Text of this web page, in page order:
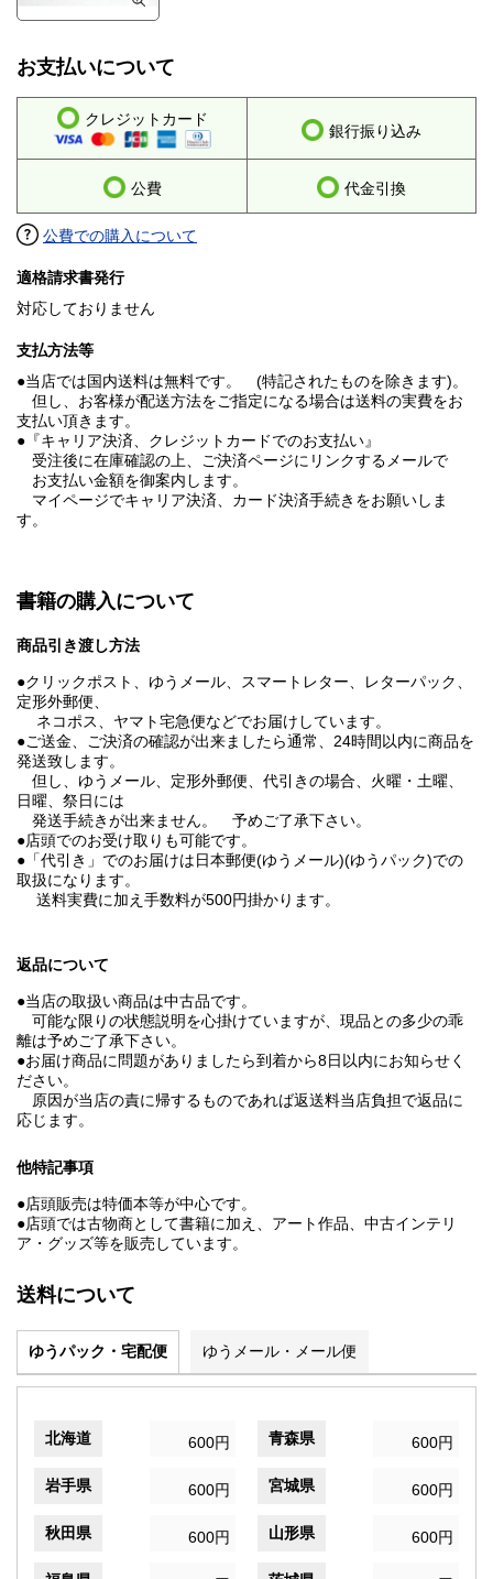
お支払いについて
クレジットカード
銀行振り込み
公費 代金引換
公費での購入について
適格請求書発行
対応しておりません
支払方法等
●当店では国内送料は無料です。 (特記されたものを除きます)。
但し、お客様が配送方法をご指定になる場合は送料の実費をお
支払い頂きます。
●『キャリア決済、クレジットカードでのお支払い』
受注後に在庫確認の上、ご決済ページにリンクするメールで
お支払い金額を御案内します。
マイページでキャリア決済、カード決済手続きをお願いしま
す。
書籍の購入について
商品引き渡し方法
●クリックポスト、ゆうメール、スマートレター、レターパック、
定形外郵便、
ネコポス、ヤマト宅急便などでお届けしています。
●ご送金、ご決済の確認が出来ましたら通常、24時間以内に商品を
発送致します。
但し、ゆうメール、定形外郵便、代引きの場合、火曜・土曜、
日曜、祭日には
発送手続きが出来ません。 予めご了承下さい。
●店頭でのお受け取りも可能です。
●「代引き」でのお届けは日本郵便(ゆうメール)(ゆうパック)での
取扱になります。
送料実費に加え手数料が500円掛かります。
返品について
●当店の取扱い商品は中古品です。
可能な限りの状態説明を心掛けていますが、現品との多少の乖
離は予めご了承下さい。
●お届け商品に問題がありましたら到着から8日以内にお知らせく
ださい。
原因が当店の責に帰するものであれば返送料当店負担で返品に
応じます。
他特記事項
●店頭販売は特価本等が中心です。
●店頭では古物商として書籍に加え、アート作品、中古インテリ
ア・グッズ等を販売しています。
送料について
ゆうパック・宅配便 ゆうメール・メール便
北海道 600円 青森県 600円
岩手県 600円 宮城県 600円
秋田県 600円 山形県 600円